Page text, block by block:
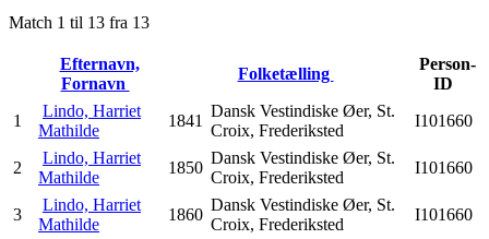
Match 1 til 13 fra 13
Efternavn,
Fornavn
Folketælling
Person-
ID
1
Lindo, Harriet
Mathilde
1841
Dansk Vestindiske Øer, St.
Croix, Frederiksted
I101660
2
Lindo, Harriet
Mathilde
1850
Dansk Vestindiske Øer, St.
Croix, Frederiksted
I101660
3
Lindo, Harriet
Mathilde
1860
Dansk Vestindiske Øer, St.
Croix, Frederiksted
I101660